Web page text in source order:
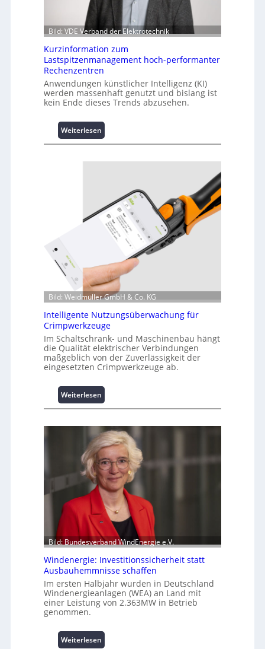
Bild: VDE Verband der Elektrotechnik
Kurzinformation zum
Lastspitzenmanagement hoch-performanter
Rechenzentren
Anwendungen künstlicher Intelligenz (KI)
werden massenhaft genutzt und bislang ist
kein Ende dieses Trends abzusehen.
Weiterlesen
K
r
f
t
i
o
n
z
u
m
L
a
s
s
p
i
z
e
n
m
a
n
a
g
e
m
e
n
t
h
o
c
p
Bild: Weidmüller GmbH & Co. KG
Intelligente Nutzungsüberwachung für
Crimpwerkzeuge
Im Schaltschrank- und Maschinenbau hängt
die Qualität elektrischer Verbindungen
maßgeblich von der Zuverlässigkeit der
eingesetzten Crimpwerkzeuge ab.
Weiterlesen
I
t
e
l
l
i
g
e
n
e
N
t
z
u
n
g
ü
Bild: Bundesverband WindEnergie e.V.
Windenergie: Investitionssicherheit statt
Ausbauhemmnisse schaffen
Im ersten Halbjahr wurden in Deutschland
Windenergieanlagen (WEA) an Land mit
einer Leistung von 2.363MW in Betrieb
genommen.
Weiterlesen